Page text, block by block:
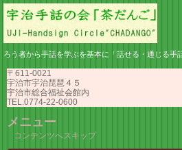
ろう者から手話を学ぶを基本に「話せる・通じる手
〒611-0021
宇治市宇治琵琶４５
宇治市総合福祉会館内
TEL.0774-22-0600
メニュー
コンテンツへスキップ